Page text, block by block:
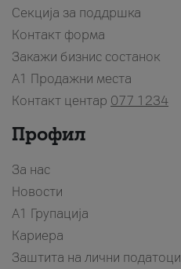
Секција за поддршка
Контакт форма
Закажи бизнис состанок
A1 Продажни места
Контакт центар 077 1234
Профил
За нас
Новости
А1 Групација
Кариера
Заштита на лични податоци